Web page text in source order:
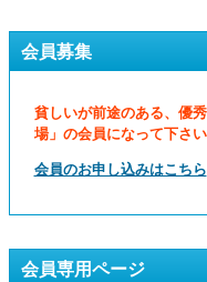
会員募集
貧しいが前途のある、優
場」の会員になって下さい
会員のお申し込みはこちら
会員専用ページ